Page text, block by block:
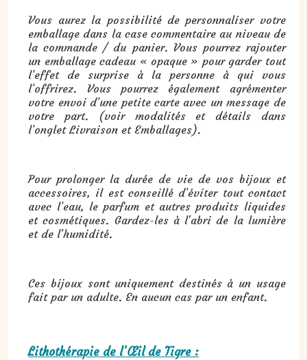
Vous aurez la possibilité de personnaliser votre
emballage dans la case commentaire au niveau de
la commande / du panier. Vous pourrez rajouter
un emballage cadeau « opaque » pour garder tout
l’effet de surprise à la personne à qui vous
l’offrirez. Vous pourrez également agrémenter
votre envoi d’une petite carte avec un message de
votre part. (voir modalités et détails dans
l’onglet Livraison et Emballages).
Pour prolonger la durée de vie de vos bijoux et
accessoires, il est conseillé d’éviter tout contact
avec l’eau, le parfum et autres produits liquides
et cosmétiques. Gardez-les à l'abri de la lumière
et de l'humidité.
Ces bijoux sont uniquement destinés à un usage
fait par un adulte. En aucun cas par un enfant.
Lithothérapie de l’Œil de Tigre :